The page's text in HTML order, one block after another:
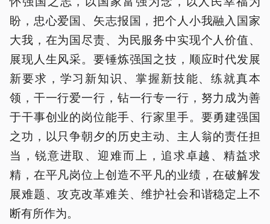
盼，忠心爱国、矢志报国，把个人小我融入国家
大我，在为国尽责、为民服务中实现个人价值、
展现人生风采。要锤炼强国之技，顺应时代发展
新要求，学习新知识、掌握新技能、练就真本
领，干一行爱一行，钻一行专一行，努力成为善
于干事创业的岗位能手、行家里手。要勇建强国
之功，以只争朝夕的历史主动、主人翁的责任担
当，锐意进取、迎难而上，追求卓越、精益求
精，在平凡岗位上创造不平凡的业绩，在破解发
展难题、攻克改革难关、维护社会和谐稳定上不
断有所作为。